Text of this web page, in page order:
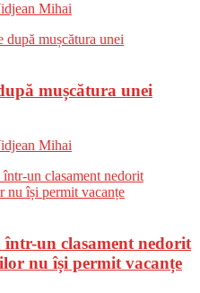
Mihai
mușcătura unei
Mihai
un clasament nedorit
nu își permit vacanțe